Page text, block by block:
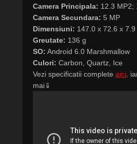
Camera Principala: 12.3 MP2;
Camera Secundara: 5 MP
Dimensiuni: 147.0 x 72.6 x 7.9
Greutate: 136 g
SO: Android 6.0 Marshmallow
Culori: Carbon, Quartz, Ice
Vezi specificatii complete aici.
mai⇓